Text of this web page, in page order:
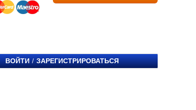
ВОЙТИ / ЗАРЕГИСТРИРОВАТЬСЯ